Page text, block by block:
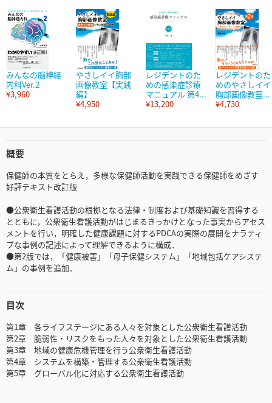
みんなの脳神経
内科Ver.2
¥3,960
やさしイイ胸部
画像教室【実践
編】
¥4,950
レジデントのた
めの感染症診療
マニュアル 第4...
¥13,200
レジデントのた
めのやさしイイ
胸部画像教室...
¥4,730
概要
保健師の本質をとらえ，多様な保健師活動を実践できる保健師をめざす
好評テキスト改訂版
●公衆衛生看護活動の根拠となる法律・制度および基礎知識を習得する
とともに，公衆衛生看護活動がはじまるきっかけとなった事実からアセス
メントを行い，明確した健康課題に対するPDCAの実際の展開をナラティ
ブな事例の記述によって理解できるように構成．
●第2版では，「健康被害」「母子保健システム」「地域包括ケアシステ
ム」の事例を追加．
目次
第1章 各ライフステージにある人々を対象とした公衆衛生看護活動
第2章 脆弱性・リスクをもった人々を対象とした公衆衛生看護活動
第3章 地域の健康危機管理を行う公衆衛生看護活動
第4章 システムを構築・管理する公衆衛生看護活動
第5章 グローバル化に対応する公衆衛生看護活動